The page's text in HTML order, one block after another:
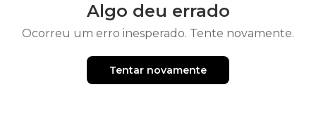
Algo deu errado
Ocorreu um erro inesperado. Tente novamente.
Tentar novamente